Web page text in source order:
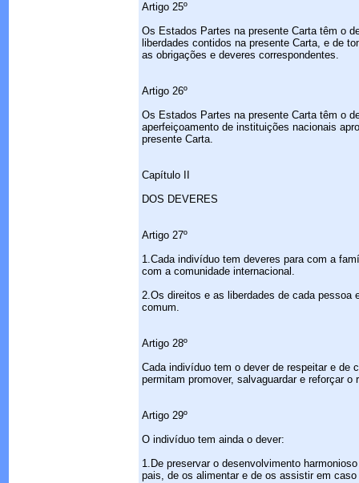
Artigo 25º
Os Estados Partes na presente Carta têm o
liberdades contidos na presente Carta, e de
as obrigações e deveres correspondentes.
Artigo 26º
Os Estados Partes na presente Carta têm o
aperfeiçoamento de instituições nacionais
presente Carta.
Capítulo II
DOS DEVERES
Artigo 27º
1.Cada indivíduo tem deveres para com a
com a comunidade internacional.
2.Os direitos e as liberdades de cada pessoa
comum.
Artigo 28º
Cada indivíduo tem o dever de respeitar e de
permitam promover, salvaguardar e reforçar
Artigo 29º
O indivíduo tem ainda o dever:
1.De preservar o desenvolvimento
pais, de os alimentar e de os assistir em